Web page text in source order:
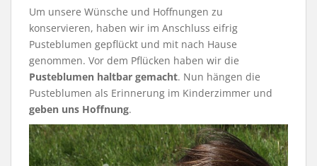
Um unsere Wünsche und Hoffnungen zu
konservieren, haben wir im Anschluss eifrig
Pusteblumen gepflückt und mit nach Hause
genommen. Vor dem Pflücken haben wir die
Pusteblumen haltbar gemacht. Nun hängen die
Pusteblumen als Erinnerung im Kinderzimmer und
geben uns Hoffnung.